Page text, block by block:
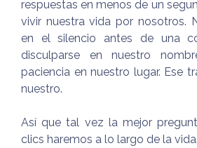
respuestas en menos de un
vivir nuestra vida por nosotros.
en el silencio antes de una
disculparse en nuestro
paciencia en nuestro lugar. Ese
nuestro.
Así que tal vez la mejor
clics haremos a lo largo de la vida.